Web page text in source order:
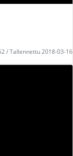
/ Tallennettu 2018-03-16